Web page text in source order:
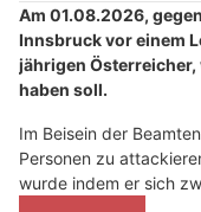
Am 01.08.2026,
Innsbruck vor einem
jährigen
haben soll.
Im Beisein der
Personen zu
wurde indem er sich